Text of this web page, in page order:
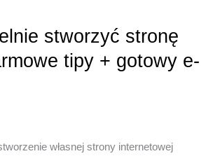
stworzyć stronę
tipy + gotowy e-
własnej strony internetowej